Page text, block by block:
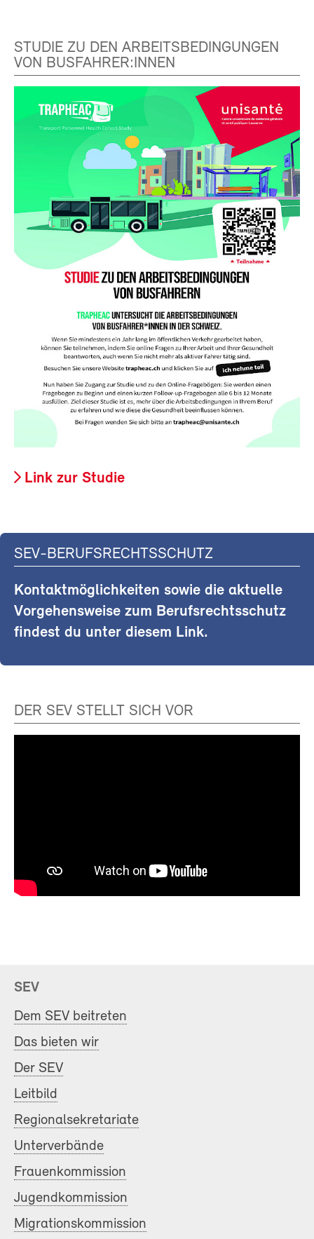
STUDIE ZU DEN ARBEITSBEDINGUNGEN
VON BUSFAHRER:INNEN
Link zur Studie
SEV-BERUFSRECHTSSCHUTZ
Kontaktmöglichkeiten sowie die aktuelle
Vorgehensweise zum Berufsrechtsschutz
findest du unter diesem Link.
DER SEV STELLT SICH VOR
SEV
Dem SEV beitreten
Das bieten wir
Der SEV
Leitbild
Regionalsekretariate
Unterverbände
Frauenkommission
Jugendkommission
Migrationskommission